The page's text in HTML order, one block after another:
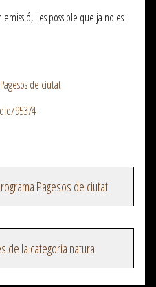
i es possible que ja no es
de ciutat
95374
Pagesos de ciutat
de la categoria natura